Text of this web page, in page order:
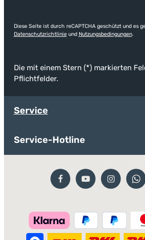
Diese Seite ist durch reCAPTCHA geschützt und es
Datenschutzrichtlinieund Nutzungsbedingungen.
Die mit einem Stern (*) markierten
Pflichtfelder.
Service
Service-Hotline